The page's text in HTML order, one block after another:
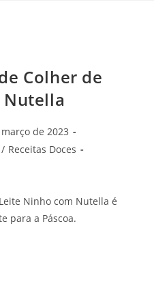
Colher de
de 2023
/ Receitas Doces
Ninho com Nutella é
para a Páscoa.